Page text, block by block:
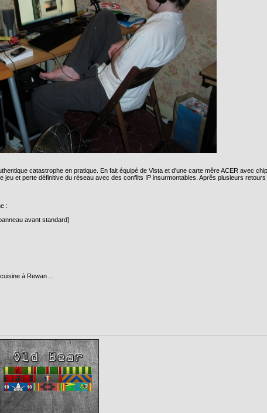
catastrophe en pratique. En fait équipé de Vista et d'une carte mêre ACER avec
et perte définitive du réseau avec des conflits IP insurmontables. Aprês plusieurs
:
avant standard]
à Rewan ...